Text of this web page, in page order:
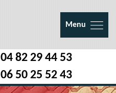
Menu
04 82 29 44 53
06 50 25 52 43